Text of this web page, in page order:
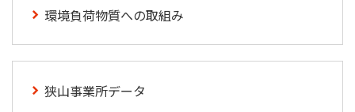
環境負荷物質への取組み
狭山事業所データ